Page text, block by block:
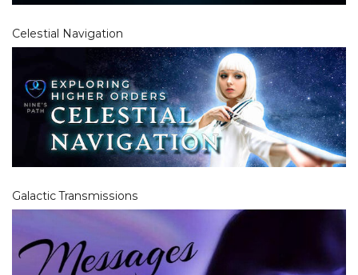
Celestial Navigation
Galactic Transmissions